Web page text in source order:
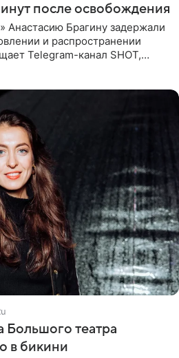
после освобождения
Анастасию Брагину задержали
и распространении
Telegram-канал SHOT,
Большого театра
в бикини